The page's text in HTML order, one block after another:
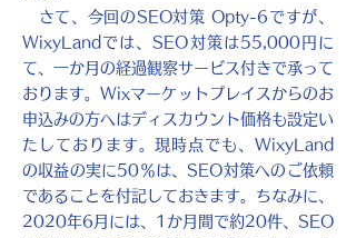
さて、今回のSEO対策 Opty-6ですが、
WixyLandでは、SEO対策は55,000円に
て、一か月の経過観察サービス付きで承って
おります。Wixマーケットプレイスからのお
申込みの方へはディスカウント価格も設定い
たしております。現時点でも、WixyLand
の収益の実に50％は、SEO対策へのご依頼
であることを付記しておきます。ちなみに、
2020年6月には、1か月間で約20件、SEO